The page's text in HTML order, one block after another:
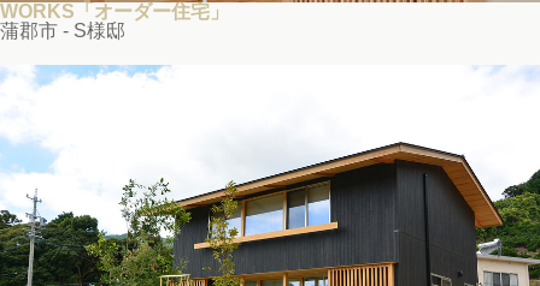
WORKS「オーダー住宅」
蒲郡市 - S様邸